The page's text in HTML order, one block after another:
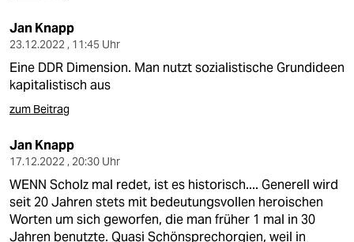
veranstaltungen
shop
fragen & hilfe
abo
genossenschaft
epaper login
Jan Knapp
23.12.2022 , 11:45 Uhr
Eine DDR Dimension. Man nutzt sozialistische Grundideen
kapitalistisch aus
zum Beitrag
Jan Knapp
17.12.2022 , 20:30 Uhr
WENN Scholz mal redet, ist es historisch.... Generell wird
seit 20 Jahren stets mit bedeutungsvollen heroischen
Worten um sich geworfen, die man früher 1 mal in 30
Jahren benutzte. Quasi Schönsprechorgien, weil in